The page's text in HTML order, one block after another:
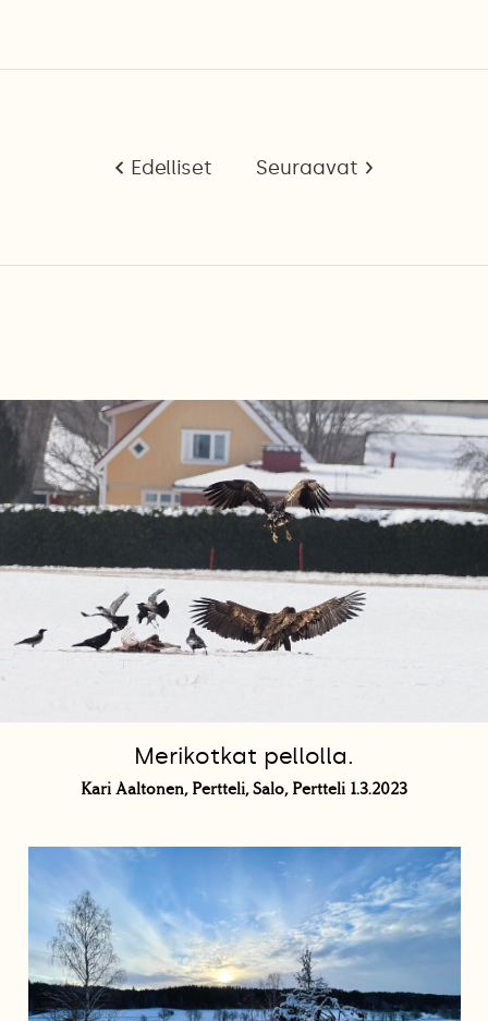
Edelliset Seuraavat
Merikotkat pellolla.
Kari Aaltonen, Pertteli, Salo, Pertteli 1.3.2023